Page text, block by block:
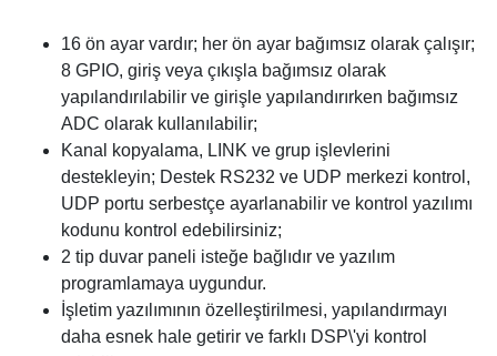
16 ön ayar vardır; her ön ayar bağımsız olarak çalışır;
8 GPIO, giriş veya çıkışla bağımsız olarak
yapılandırılabilir ve girişle yapılandırırken bağımsız
ADC olarak kullanılabilir;
Kanal kopyalama, LINK ve grup işlevlerini
destekleyin; Destek RS232 ve UDP merkezi kontrol,
UDP portu serbestçe ayarlanabilir ve kontrol yazılımı
kodunu kontrol edebilirsiniz;
2 tip duvar paneli isteğe bağlıdır ve yazılım
programlamaya uygundur.
İşletim yazılımının özelleştirilmesi, yapılandırmayı
daha esnek hale getirir ve farklı DSP\'yi kontrol